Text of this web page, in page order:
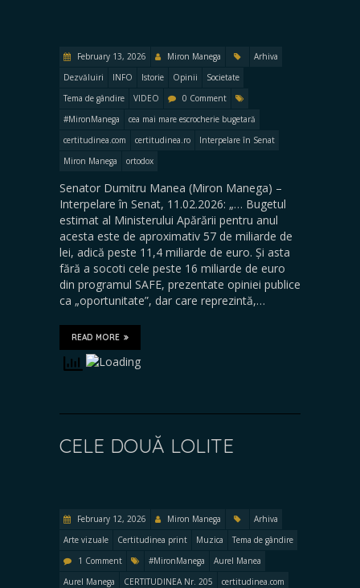
February 13, 2026 Miron Manega
Arhiva
Dezvăluiri
INFO Istorie Opinii
Societate
Tema de gândire
VIDEO
0 Comment
#MironManega
cea mai mare escrocherie bugetară
certitudinea.com
certitudinea.ro
Interpelare în Senat
Miron Manega
ortodox
Senator Dumitru Manea (Miron Manega) –
Interpelare în Senat, 11.02.2026: „… Bugetul
estimat al Ministerului Apărării pentru anul
acesta este de aproximativ 57 de miliarde de
lei, adică peste 11,4 miliarde de euro. Și asta
fără a socoti cele peste 16 miliarde de euro
din programul SAFE, prezentate opiniei publice
ca „oportunitate”, dar care reprezintă,…
READ MORE
CELE DOUĂ LOLITE
February 12, 2026 Miron Manega
Arhiva
Arte vizuale
Certitudinea print Muzica
Tema de gândire
1 Comment
#MironManega
Aurel Manea
Aurel Manega
CERTITUDINEA Nr. 205
certitudinea.com